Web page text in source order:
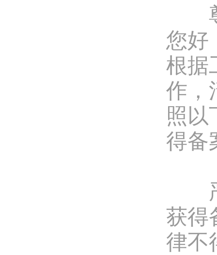
尊
您好
根据
作，
照以
得备
严
获得
律不